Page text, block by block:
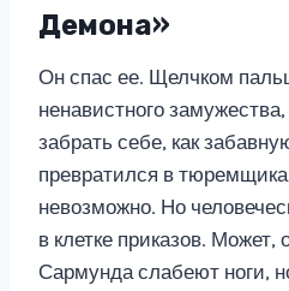
Демона»
Он спас ее. Щелчком
ненавистного
забрать себе, как
превратился в
невозможно. Но
в клетке приказов. Может,
Сармунда слабеют ноги,